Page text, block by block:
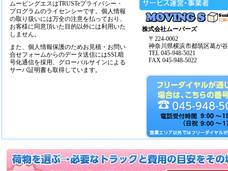
ムービングエスはTRUSTeプライバシー・
プログラムのライセンシーです。個人情報
の取り扱いには万全の注意を払っており、
お客様に同意頂いた目的以外には利用いた
しません。
また、個人情報保護のためお見積・お問い
合せフォームからのデータ送信にはSSL暗
号化通信を採用、グローバルサインによる
サーバ証明書も取得しています。
株式会社ムーバーズ
〒224-0062
神奈川県横浜市都筑区葛が
TEL 045-948-5021
FAX 045-948-5022